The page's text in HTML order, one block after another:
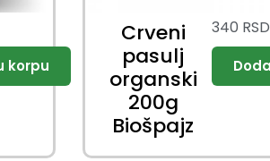
Crveni
pasulj
organski
200g
Biošpajz
340 RSD